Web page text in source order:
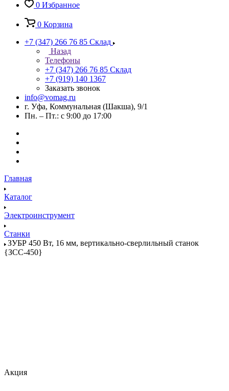
0 Избранное
0 Корзина
+7 (347) 266 76 85 Склад
Назад
Телефоны
+7 (347) 266 76 85 Склад
+7 (919) 140 1367
Заказать звонок
info@vomag.ru
г. Уфа, Коммунальная (Шакша), 9/1
Пн. – Пт.: с 9:00 до 17:00
Главная
Каталог
Электроинструмент
Станки
ЗУБР 450 Вт, 16 мм, вертикально-сверлильный станок
{ЗСС-450}
Акция